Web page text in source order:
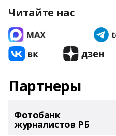
Читайте нас
Партнеры
Фотобанк
журналистов РБ